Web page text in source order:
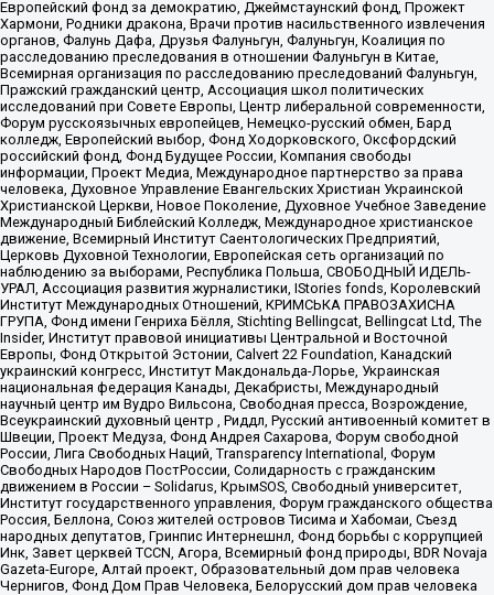
Европейский фонд за демократию, Джеймстаунский фонд, Прожект
Хармони, Родники дракона, Врачи против насильственного извлечения
органов, Фалунь Дафа, Друзья Фалуньгун, Фалуньгун, Коалиция по
расследованию преследования в отношении Фалуньгун в Китае,
Всемирная организация по расследованию преследований Фалуньгун,
Пражский гражданский центр, Ассоциация школ политических
исследований при Совете Европы, Центр либеральной современности,
Форум русскоязычных европейцев, Немецко-русский обмен, Бард
колледж, Европейский выбор, Фонд Ходорковского, Оксфордский
российский фонд, Фонд Будущее России, Компания свободы
информации, Проект Медиа, Международное партнерство за права
человека, Духовное Управление Евангельских Христиан Украинской
Христианской Церкви, Новое Поколение, Духовное Учебное Заведение
Международный Библейский Колледж, Международное христианское
движение, Всемирный Институт Саентологических Предприятий,
Церковь Духовной Технологии, Европейская сеть организаций по
наблюдению за выборами, Республика Польша, СВОБОДНЫЙ ИДЕЛЬ-
УРАЛ, Ассоциация развития журналистики, IStories fonds, Королевский
Институт Международных Отношений, КРИМСЬКА ПРАВОЗАХИСНА
ГРУПА, Фонд имени Генриха Бёлля, Stichting Bellingcat, Bellingcat Ltd, The
Insider, Институт правовой инициативы Центральной и Восточной
Европы, Фонд Открытой Эстонии, Calvert 22 Foundation, Канадский
украинский конгресс, Институт Макдональда-Лорье, Украинская
национальная федерация Канады, Декабристы, Международный
научный центр им Вудро Вильсона, Свободная пресса, Возрождение,
Всеукраинский духовный центр , Риддл, Русский антивоенный комитет в
Швеции, Проект Медуза, Фонд Андрея Сахарова, Форум свободной
России, Лига Свободных Наций, Transparеncy International, Форум
Свободных Народов ПостРоссии, Солидарность с гражданским
движением в России – Solidarus, КрымSOS, Свободный университет,
Институт государственного управления, Форум гражданского общества
Россия, Беллона, Союз жителей островов Тисима и Хабомаи, Съезд
народных депутатов, Гринпис Интернешнл, Фонд борьбы с коррупцией
Инк, Завет церквей TCCN, Агора, Всемирный фонд природы, BDR Novaja
Gazeta-Europe, Алтай проект, Образовательный дом прав человека
Чернигов, Фонд Дом Прав Человека, Белорусский дом прав человека